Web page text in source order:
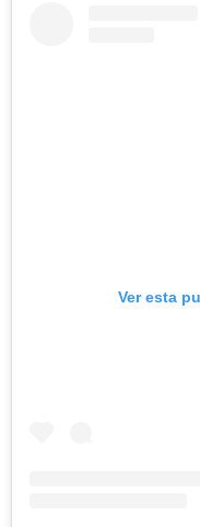
Ver esta